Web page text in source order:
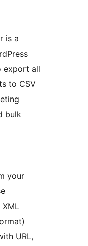
is a
export all
to CSV
bulk
your
XML
URL,